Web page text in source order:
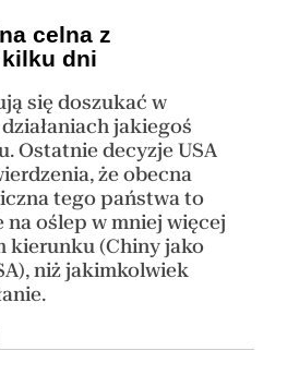
celna z
dni
się doszukać w
jakiegoś
Ostatnie decyzje USA
że obecna
tego państwa to
na oślep w mniej więcej
kierunku (Chiny jako
niż jakimkolwiek